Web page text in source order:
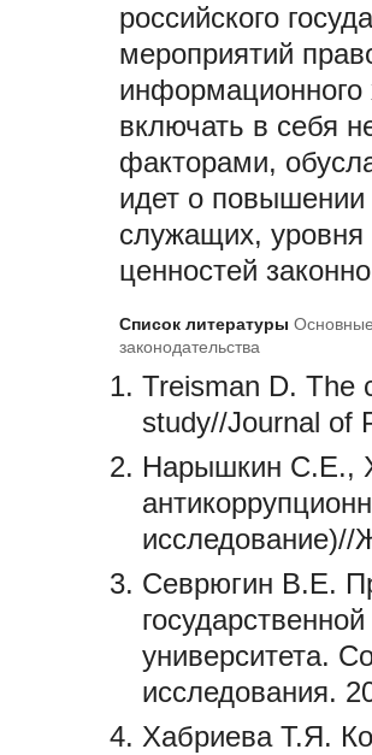
российского
мероприятий
включать в себя
факторами,
идет о повышении
служащих, уровня
ценностей
Список литературы
законодательства
Treisman D. The
study//Journal of
Нарышкин С.Е.,
Севрюгин В.Е.
университета.
исследования.
Хабриева Т.Я.